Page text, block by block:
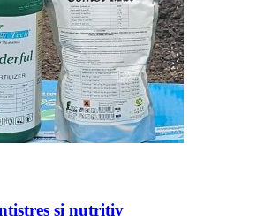
si nutritiv